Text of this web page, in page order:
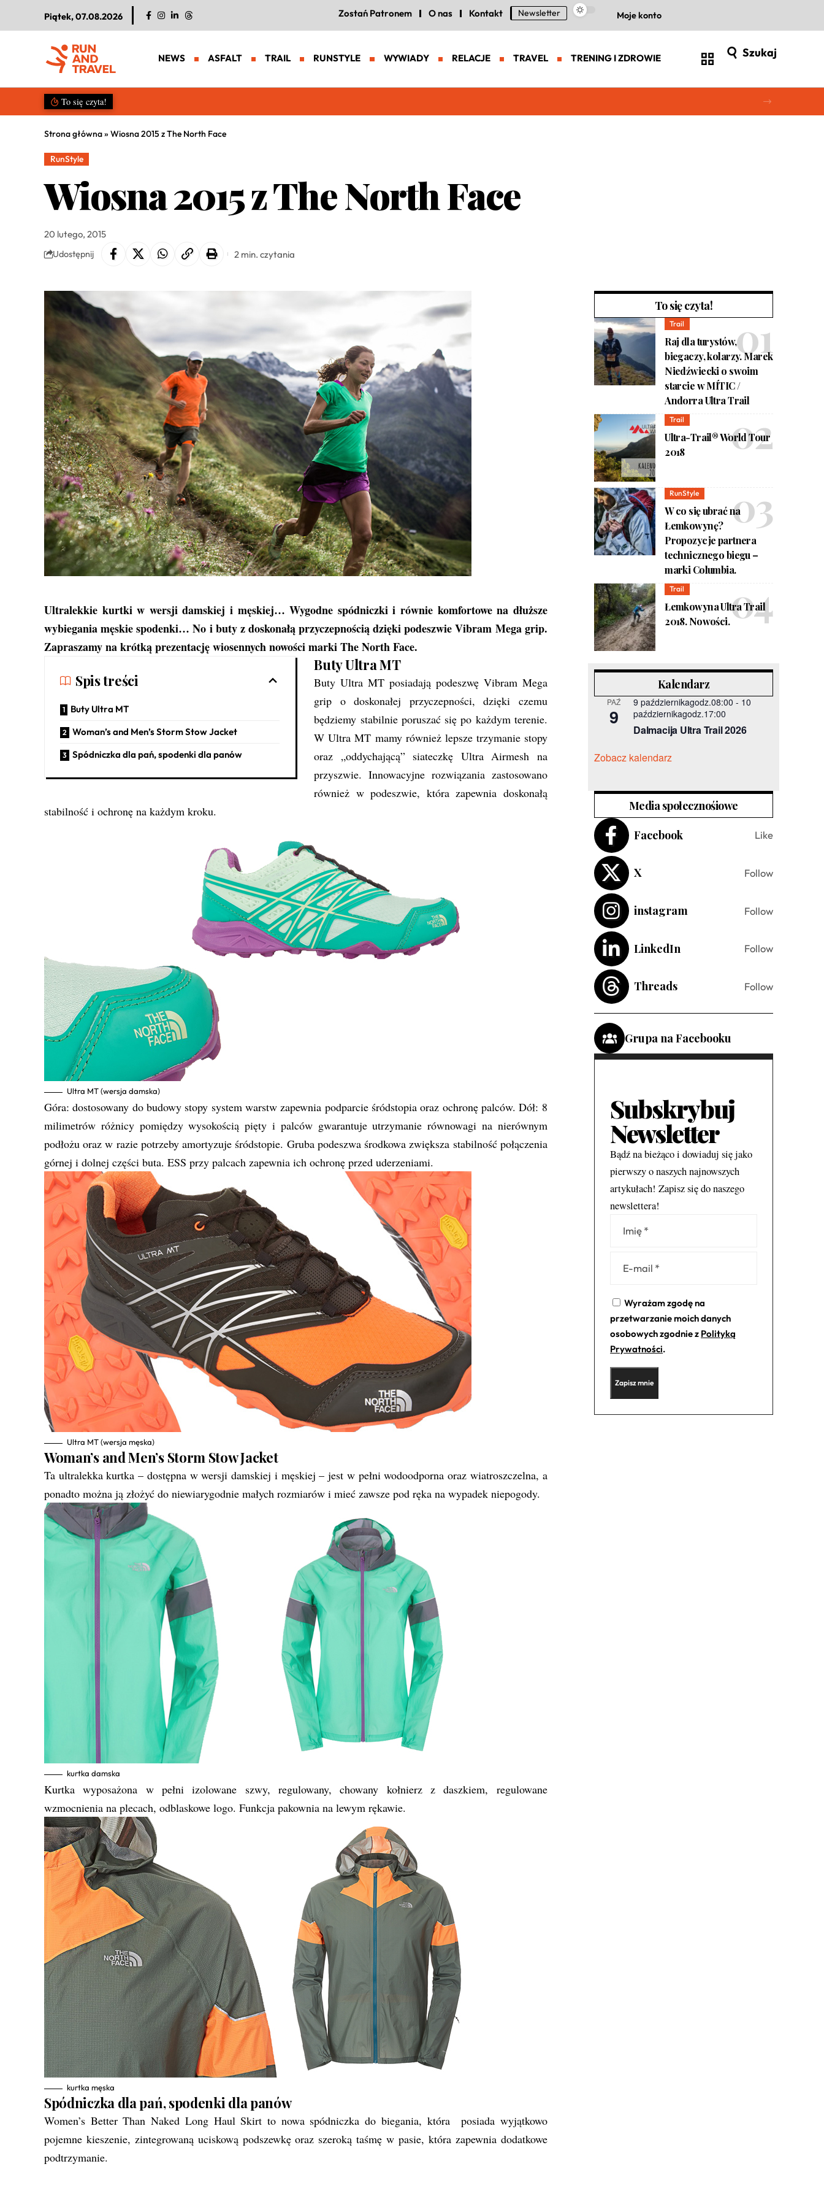
Piątek, 07.08.2026 Zostań Patronem O nas Kontakt Newsletter Moje konto
NEWS ASFALT TRAIL RUNSTYLE WYWIADY RELACJE TRAVEL TRENING I ZDROWIE Szukaj
To się czyta!
Strona główna» Wiosna 2015 z The North Face
RunStyle
Wiosna 2015 z The North Face
20 lutego, 2015
Udostępnij 2 min. czytania
Ultralekkie kurtki w wersji damskiej i męskiej… Wygodne spódniczki i równie komfortowe na dłuższe
wybiegania męskie spodenki… No i buty z doskonałą przyczepnością dzięki podeszwie Vibram Mega grip.
Zapraszamy na krótką prezentację wiosennych nowości marki The North Face.
Spis treści
Buty Ultra MT
Woman’s and Men’s Storm Stow Jacket
Spódniczka dla pań, spodenki dla panów
Buty Ultra MT
Buty Ultra MT posiadają podeszwę Vibram Mega
grip o doskonałej przyczepności, dzięki czemu
będziemy stabilnie poruszać się po każdym terenie.
W Ultra MT mamy również lepsze trzymanie stopy
oraz „oddychającą” siateczkę Ultra Airmesh na
przyszwie. Innowacyjne rozwiązania zastosowano
również w podeszwie, która zapewnia doskonałą
stabilność i ochronę na każdym kroku.
Ultra MT (wersja damska)
Góra: dostosowany do budowy stopy system warstw zapewnia podparcie śródstopia oraz ochronę palców. Dół: 8
milimetrów różnicy pomiędzy wysokością pięty i palców gwarantuje utrzymanie równowagi na nierównym
podłożu oraz w razie potrzeby amortyzuje śródstopie. Gruba podeszwa środkowa zwiększa stabilność połączenia
górnej i dolnej części buta. ESS przy palcach zapewnia ich ochronę przed uderzeniami.
Ultra MT (wersja męska)
Woman’s and Men’s Storm Stow Jacket
Ta ultralekka kurtka – dostępna w wersji damskiej i męskiej – jest w pełni wodoodporna oraz wiatroszczelna, a
ponadto można ją złożyć do niewiarygodnie małych rozmiarów i mieć zawsze pod ręka na wypadek niepogody.
kurtka damska
Kurtka wyposażona w pełni izolowane szwy, regulowany, chowany kołnierz z daszkiem, regulowane
wzmocnienia na plecach, odblaskowe logo. Funkcja pakownia na lewym rękawie.
kurtka męska
Spódniczka dla pań, spodenki dla panów
Women’s Better Than Naked Long Haul Skirt to nowa spódniczka do biegania, która posiada wyjątkowo
pojemne kieszenie, zintegrowaną uciskową podszewkę oraz szeroką taśmę w pasie, która zapewnia dodatkowe
podtrzymanie.
To się czyta!
Trail
Raj dla turystów,
biegaczy, kolarzy. Marek
Niedźwiecki o swoim
starcie w MÍTIC /
Andorra Ultra Trail
Trail
Ultra-Trail® World Tour
2018
RunStyle
W co się ubrać na
Łemkowynę?
Propozycje partnera
technicznego biegu –
marki Columbia.
Trail
Łemkowyna Ultra Trail
2018. Nowości.
Kalendarz
PAŹ
9
9 październikagodz.08:00 - 10
październikagodz.17:00
Dalmacija Ultra Trail 2026
Zobacz kalendarz
Media społecznośiowe
Facebook
Like
X Follow
instagram Follow
LinkedIn Follow
Threads Follow
Grupa na Facebooku
Subskrybuj
Newsletter
Bądź na bieżąco i dowiaduj się jako
pierwszy o naszych najnowszych
artykułach! Zapisz się do naszego
newslettera!
Wyrażam zgodę na
przetwarzanie moich danych
osobowych zgodnie z Polityką
Prywatności.
Alternative: